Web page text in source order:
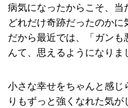
病気になったからこそ、当
どれだけ奇跡だったのかに
だから最近では、「ガン
んて、思えるようになりま
小さな幸せをちゃんと感じ
りもずっと強くなれた気が